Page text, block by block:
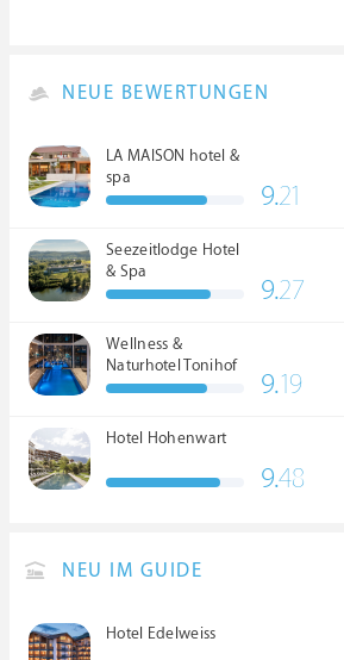
NEUE BEWERTUNGEN
LA MAISON hotel &
spa
9.21
Seezeitlodge Hotel
& Spa
9.27
Wellness &
Naturhotel Tonihof
****S
9.19
Hotel Hohenwart
9.48
NEU IM GUIDE
Hotel Edelweiss